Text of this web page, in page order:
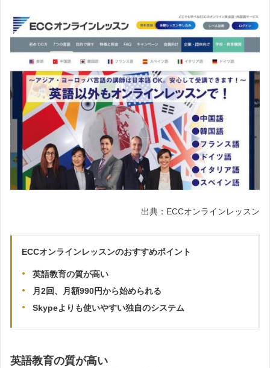
出典：ECCオンラインレッスン
ECCオンラインレッスンのおすすめポイント
英語教育の質が高い
月2回、月額990円から始められる
Skypeよりも使いやすい独自のシステム
英語教育の質が高い